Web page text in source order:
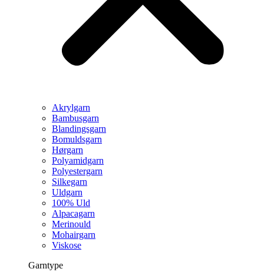
Akrylgarn
Bambusgarn
Blandingsgarn
Bomuldsgarn
Hørgarn
Polyamidgarn
Polyestergarn
Silkegarn
Uldgarn
100% Uld
Alpacagarn
Merinould
Mohairgarn
Viskose
Garntype